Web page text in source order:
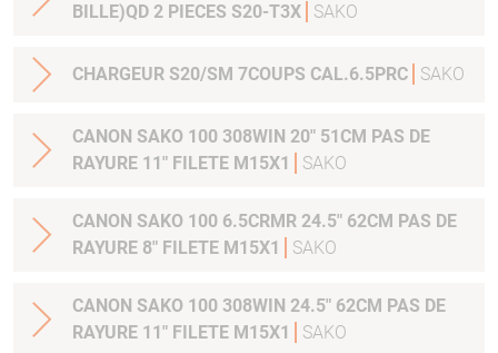
BILLE)QD 2 PIECES S20-T3X
SAKO
CHARGEUR S20/SM 7COUPS CAL.6.5PRC SAKO
CANON SAKO 100 308WIN 20" 51CM PAS DE
RAYURE 11" FILETE M15X1
SAKO
CANON SAKO 100 6.5CRMR 24.5" 62CM PAS DE
RAYURE 8" FILETE M15X1
SAKO
CANON SAKO 100 308WIN 24.5" 62CM PAS DE
RAYURE 11" FILETE M15X1
SAKO